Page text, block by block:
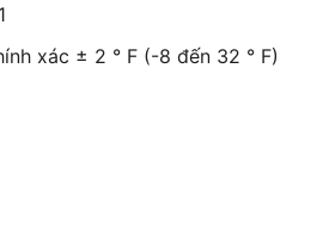
xác ± 2 ° F (-8 đến 32 ° F)